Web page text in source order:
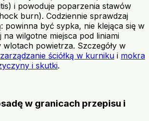
i powoduje poparzenia stawów
burn). Codziennie sprawdzaj
powinna być sypka, nie klejąca się w
na wilgotne miejsca pod liniami
wlotach powietrza. Szczegóły w
zarządzanie ściółką w kurniku i mokra
i skutki.
w granicach przepisu i